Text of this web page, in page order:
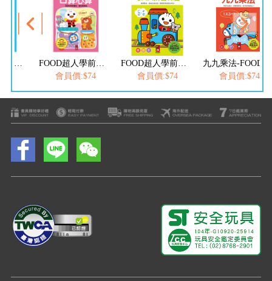
會員價:$74
會員價:$74
會員價:$74